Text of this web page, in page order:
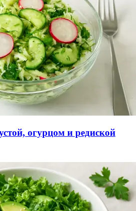
огурцом и редиской